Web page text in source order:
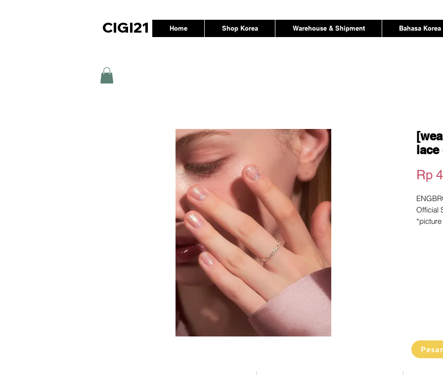
Home Shop Korea Warehouse & Shipment Bahasa Korea
CIGI21
Rp
Official